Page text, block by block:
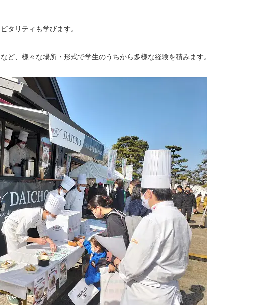
タリティも学びます。
ど、様々な場所・形式で学生のうちから多様な経験を積みます。